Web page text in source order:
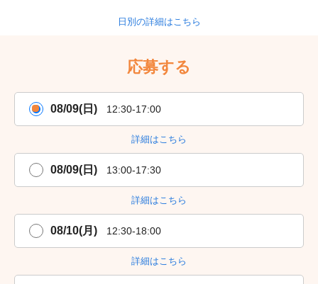
日別の詳細はこちら
応募する
08/09(日) 12:30-17:00
詳細はこちら
08/09(日) 13:00-17:30
詳細はこちら
08/10(月) 12:30-18:00
詳細はこちら